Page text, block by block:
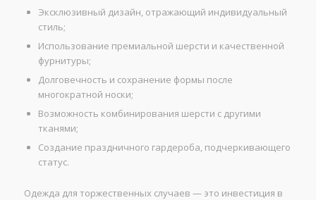
Эксклюзивный дизайн, отражающий индивидуальный
стиль;
Использование премиальной шерсти и качественной
фурнитуры;
Долговечность и сохранение формы после
многократной носки;
Возможность комбинирования шерсти с другими
тканями;
Создание праздничного гардероба, подчеркивающего
статус.
Одежда для торжественных случаев — это инвестиция в